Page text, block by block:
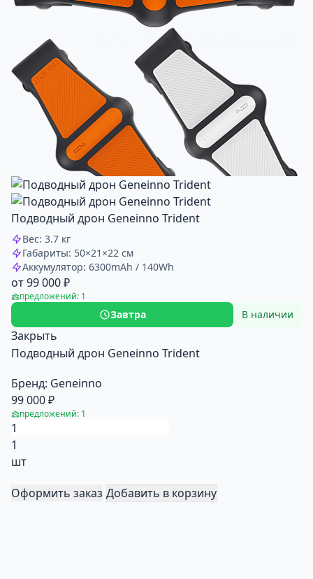
Подводный дрон Geneinno Trident
Вес: 3.7 кг
Габариты: 50×21×22 см
Аккумулятор: 6300mAh / 140Wh
от 99 000 ₽
предложений: 1
Завтра В наличии
Закрыть
Подводный дрон Geneinno Trident
Бренд: Geneinno
99 000 ₽
предложений: 1
1
шт
Оформить заказ Добавить в корзину